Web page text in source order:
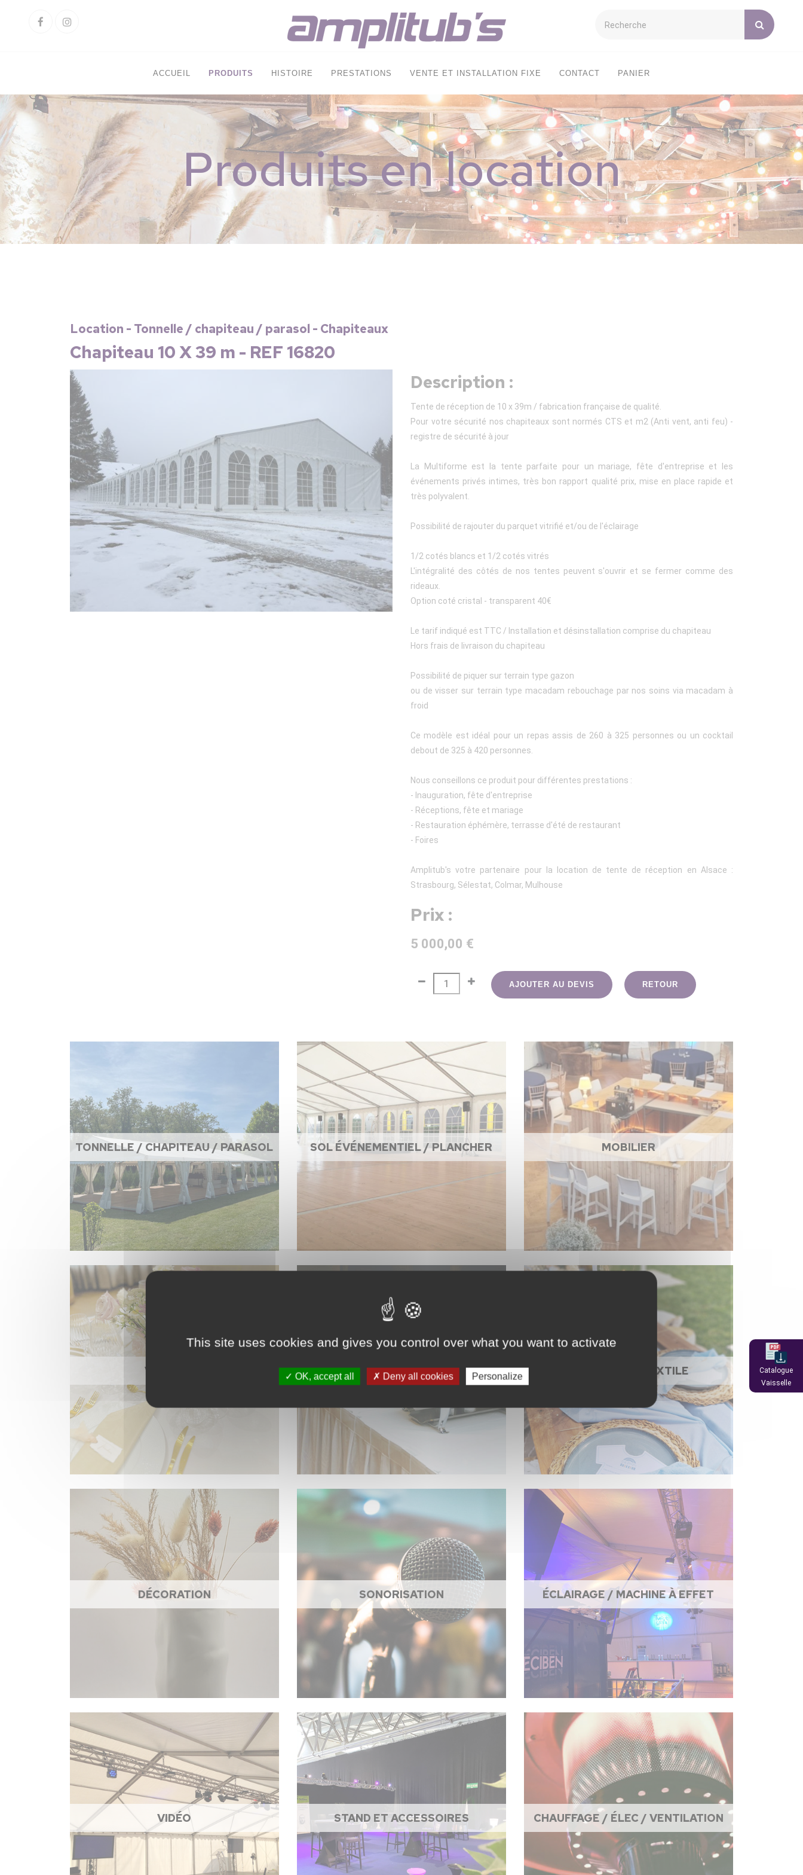
FacebookInstagram
ACCUEIL PRODUITS HISTOIRE PRESTATIONS VENTE ET INSTALLATION FIXE CONTACT PANIER
Produits en location
Location - Tonnelle / chapiteau / parasol - Chapiteaux
Chapiteau 10 X 39 m - REF 16820
Description :
Tente de réception de 10 x 39m / fabrication française de qualité.
Pour votre sécurité nos chapiteaux sont normés CTS et m2 (Anti vent, anti feu) -
registre de sécurité à jour
La Multiforme est la tente parfaite pour un mariage, fête d'entreprise et les
événements privés intimes, très bon rapport qualité prix, mise en place rapide et
très polyvalent.
Possibilité de rajouter du parquet vitrifié et/ou de l'éclairage
1/2 cotés blancs et 1/2 cotés vitrés
L'intégralité des côtés de nos tentes peuvent s'ouvrir et se fermer comme des
rideaux.
Option coté cristal - transparent 40€
Le tarif indiqué est TTC / Installation et désinstallation comprise du chapiteau
Hors frais de livraison du chapiteau
Possibilité de piquer sur terrain type gazon
ou de visser sur terrain type macadam rebouchage par nos soins via macadam à
froid
Ce modèle est idéal pour un repas assis de 260 à 325 personnes ou un cocktail
debout de 325 à 420 personnes.
Nous conseillons ce produit pour différentes prestations :
- Inauguration, fête d'entreprise
- Réceptions, fête et mariage
- Restauration éphémère, terrasse d'été de restaurant
- Foires
Amplitub's votre partenaire pour la location de tente de réception en Alsace :
Strasbourg, Sélestat, Colmar, Mulhouse
Prix :
5 000,00 €
AJOUTER AU DEVIS RETOUR
TONNELLE / CHAPITEAU / PARASOL SOL ÉVÉNEMENTIEL / PLANCHER MOBILIER
VAISSELLE ACCESSOIRES DE CUISINE NAPPAGE ET TEXTILE
DÉCORATION SONORISATION ÉCLAIRAGE / MACHINE À EFFET
VIDÉO STAND ET ACCESSOIRES CHAUFFAGE / ÉLEC / VENTILATION
Catalogue
Vaisselle
This site uses cookies and gives you control over what you want to activate
OK, accept all Deny all cookies Personalize